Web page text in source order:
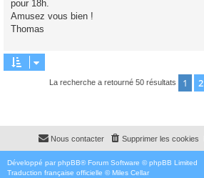
pour 18h.
Amusez vous bien !
Thomas
La recherche a retourné 50 résultats 1 2
Supprimer les cookies
Nous contacter
Développé par phpBB® Forum Software © phpBB Limited
Traduction française officielle ©Miles Cellar